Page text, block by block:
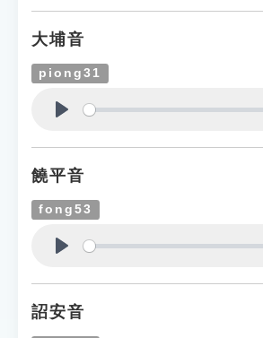
大埔音
piong31
饒平音
fong53
詔安音